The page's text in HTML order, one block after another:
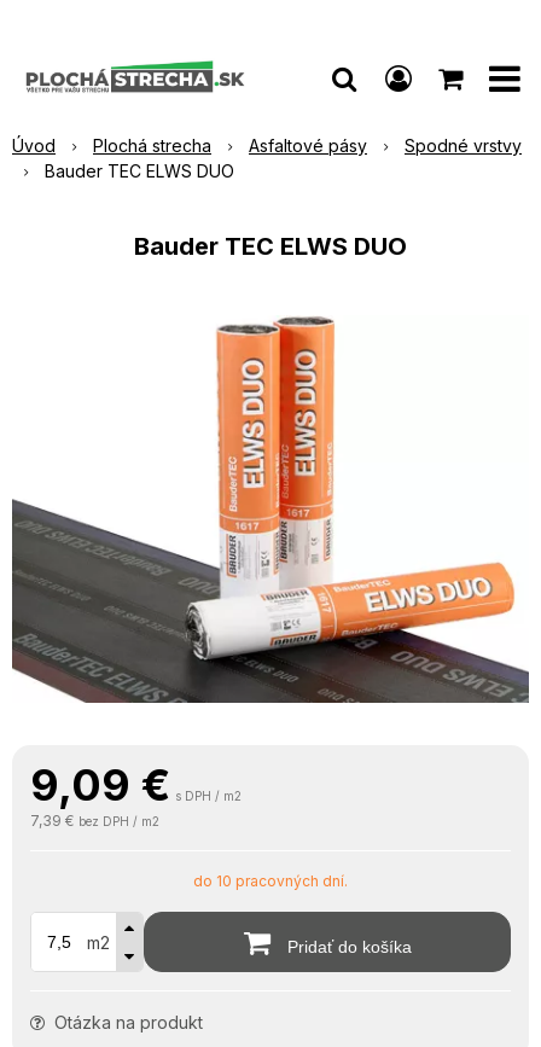
Úvod Plochá strecha Asfaltové pásy
Spodné vrstvy
Bauder TEC ELWS DUO
Bauder TEC ELWS DUO
9,09 € s DPH / m2
7,39 € bez DPH / m2
do 10 pracovných dní.
m2 Pridať do košíka
Otázka na produkt